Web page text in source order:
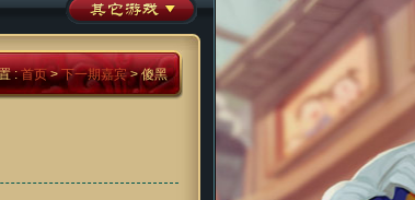
:首页>下一期嘉宾> 傻黑